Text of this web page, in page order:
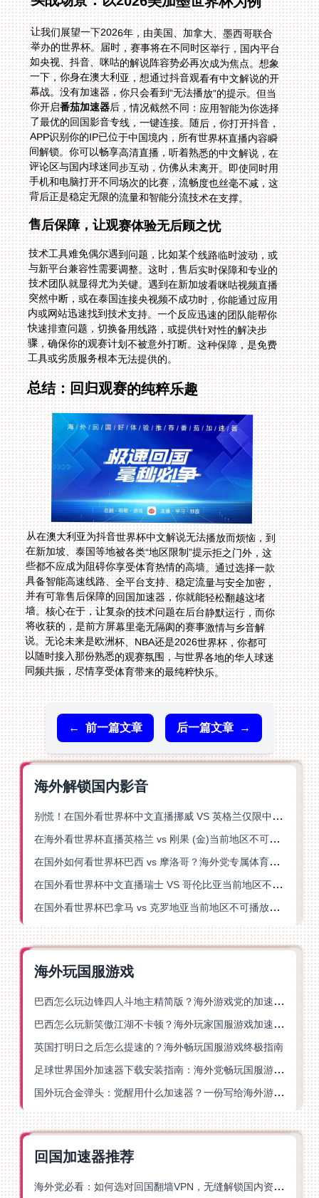
让我们展望一下2026年，由美国、加拿大、墨西哥联合
举办的世界杯。届时，赛事将在不同时区举行，国内平台
如央视、抖音、咪咕的解说阵容势必再次成为焦点。想象
一下，你身在澳大利亚，想通过抖音观看有中文解说的开
幕战。没有加速器，你只会看到“无法播放”的提示。但当
你开启番茄加速器后，情况截然不同：应用智能为你选择
了最优的回国影音专线，一键连接。随后，你打开抖音，
APP识别你的IP已位于中国境内，所有世界杯直播内容瞬
间解锁。你可以畅享高清直播，听着熟悉的中文解说，在
评论区与国内球迷同步互动，仿佛从未离开。即使同时用
手机和电脑打开不同场次的比赛，流畅度也丝毫不减，这
背后正是稳定无限的流量和智能分流技术在支撑。
售后保障，让观赛体验无后顾之忧
技术工具难免偶尔遇到问题，比如某个线路临时波动，或
与新平台兼容性需要调整。这时，售后实时保障和专业的
技术团队就显得尤为关键。遇到在新加坡看咪咕视频直播
突然中断，或在泰国连接央视频不成功时，你能通过应用
内或网站迅速找到技术支持。一个反应迅速的团队能帮你
快速排查问题，切换备用线路，或提供针对性的解决步
骤，确保你的观赛计划不被意外打断。这种保障，是免费
工具或劣质服务根本无法提供的。
总结：回归观赛的纯粹乐趣
从在澳大利亚为抖音世界杯中文解说无法播放而烦恼，到
在新加坡、泰国等地被各类“地区限制”提示拒之门外，这
些都不应成为阻碍你享受体育热情的高墙。通过选择一款
具备智能高速线路、全平台支持、稳定流量与安全加密，
并有可靠售后保障的回国加速器，你就能轻松翻越这堵
墙。核心在于，让复杂的技术问题在后台静默运行，而你
将收获的，是前方屏幕里毫无隔阂的赛事激情与乡音解
说。无论未来是欧洲杯、NBA还是2026世界杯，你都可
以随时接入那份熟悉的观赛氛围，与世界各地的华人球迷
同频共振，尽情享受体育带来的最纯粹快乐。
← 前一篇文章 后一篇文章 →
海外解锁国内影音
别慌！在国外看世界杯中文直播挪威 VS 英格兰仅限中国大陆？这篇指南帮你搞定
在海外看世界杯直播英格兰 vs 刚果 (金)当前地区不可播放？这篇指南帮你突破所有限制
在国外如何看世界杯巴西 vs 摩洛哥？海外党专属体育观赛指南来了
在国外看世界杯中文直播瑞士 VS 哥伦比亚当前地区不可播放？这篇指南帮你搞定
在国外看世界杯巴拿马 vs 克罗地亚当前地区不可播放？这篇指南帮你轻松解决海外体育直播难题
海外玩国服游戏
巴西怎么玩边锋四人斗地主精简版？海外游戏党的加速器终极选择
巴西怎么玩新笑傲江湖不卡顿？海外玩家国服游戏加速终极指南（附猫和老鼠一梦江湖实测）
英国打明日之后怎么提速的？海外畅玩国服游戏终极指南
足球世界国外加速器下载安装指南：海外党畅玩国服游戏的终极解决方案
国外玩合金弹头：觉醒用什么加速器？一份写给海外游子的畅玩指南
回国加速器推荐
海外党必看：如何选对回国翻墙VPN，无缝解锁国内资源？